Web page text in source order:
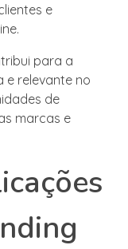
e
para a
e relevante no
de
marcas e